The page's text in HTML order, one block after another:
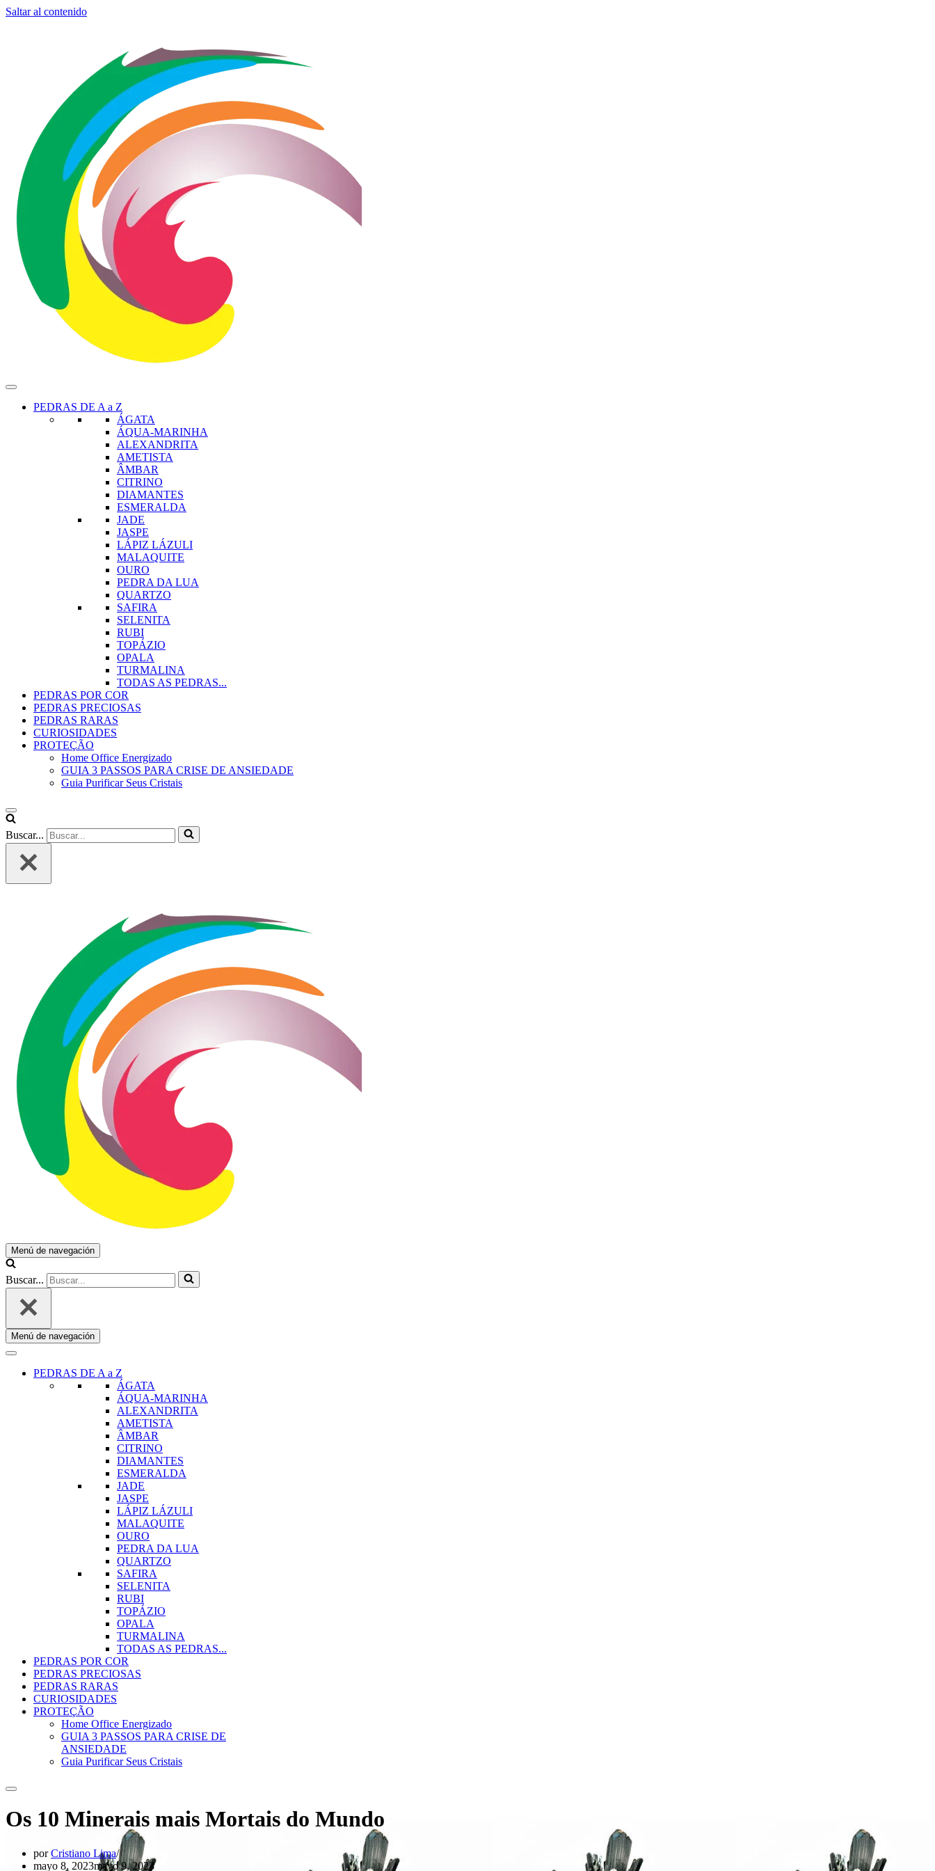
Saltar al contenido
PEDRAS DE A a Z
ÁGATA
ÁQUA-MARINHA
ALEXANDRITA
AMETISTA
ÂMBAR
CITRINO
DIAMANTES
ESMERALDA
JADE
JASPE
LÁPIZ LÁZULI
MALAQUITE
OURO
PEDRA DA LUA
QUARTZO
SAFIRA
SELENITA
RUBI
TOPÁZIO
OPALA
TURMALINA
TODAS AS PEDRAS...
PEDRAS POR COR
PEDRAS PRECIOSAS
PEDRAS RARAS
CURIOSIDADES
PROTEÇÃO
Home Office Energizado
GUIA 3 PASSOS PARA CRISE DE ANSIEDADE
Guia Purificar Seus Cristais
Buscar...
Menú de navegación
Buscar...
Menú de navegación
PEDRAS DE A a Z
ÁGATA
ÁQUA-MARINHA
ALEXANDRITA
AMETISTA
ÂMBAR
CITRINO
DIAMANTES
ESMERALDA
JADE
JASPE
LÁPIZ LÁZULI
MALAQUITE
OURO
PEDRA DA LUA
QUARTZO
SAFIRA
SELENITA
RUBI
TOPÁZIO
OPALA
TURMALINA
TODAS AS PEDRAS...
PEDRAS POR COR
PEDRAS PRECIOSAS
PEDRAS RARAS
CURIOSIDADES
PROTEÇÃO
Home Office Energizado
GUIA 3 PASSOS PARA CRISE DE
ANSIEDADE
Guia Purificar Seus Cristais
Os 10 Minerais mais Mortais do Mundo
porCristiano Lima
mayo 8, 2023mayo 9, 2023